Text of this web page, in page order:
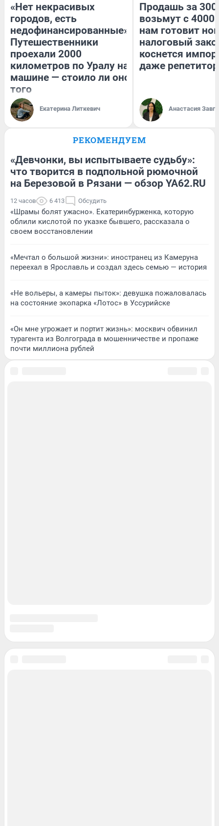
«Нет некрасивых
городов, есть
недофинансированные».
Путешественники
проехали 2000
километров по Уралу на
машине — стоило ли оно
того
Екатерина Литкевич
Продашь за
возьмут с
нам готовит
налоговый
коснется
даже
Анастасия
РЕКОМЕНДУЕМ
«Девчонки, вы испытываете судьбу»:
что творится в подпольной рюмочной
на Березовой в Рязани — обзор YA62.RU
12 часов 6 413 Обсудить
«Шрамы болят ужасно». Екатеринбурженка, которую
облили кислотой по указке бывшего, рассказала о
своем восстановлении
«Мечтал о большой жизни»: иностранец из Камеруна
переехал в Ярославль и создал здесь семью — история
«Не вольеры, а камеры пыток»: девушка пожаловалась
на состояние экопарка «Лотос» в Уссурийске
«Он мне угрожает и портит жизнь»: москвич обвинил
турагента из Волгограда в мошенничестве и пропаже
почти миллиона рублей